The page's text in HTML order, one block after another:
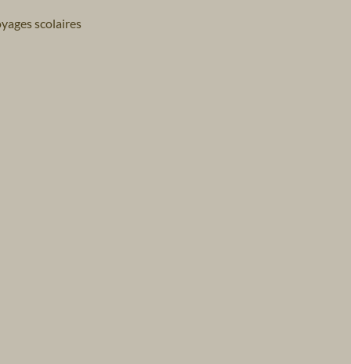
scolaires